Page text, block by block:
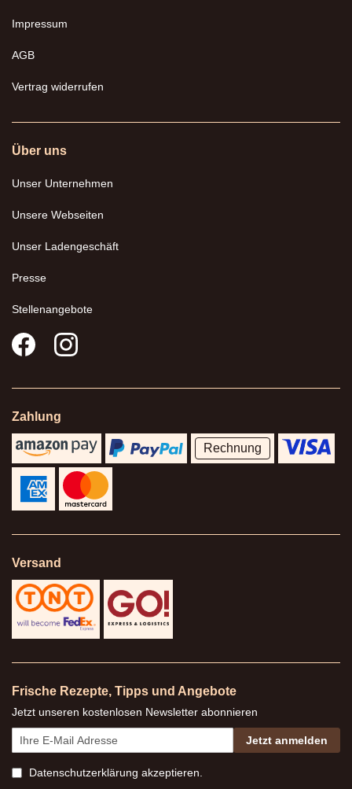
Impressum
AGB
Vertrag widerrufen
Über uns
Unser Unternehmen
Unsere Webseiten
Unser Ladengeschäft
Presse
Stellenangebote
Zahlung
Rechnung
Versand
Frische Rezepte, Tipps und Angebote
Jetzt unseren kostenlosen Newsletter abonnieren
Jetzt anmelden
Datenschutzerklärung akzeptieren.